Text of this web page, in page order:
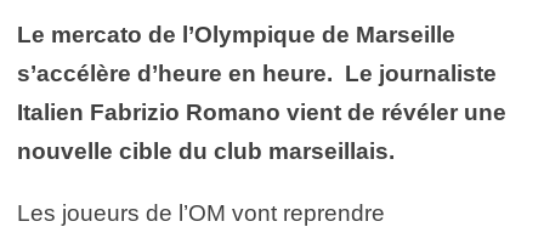
Le mercato de l’Olympique de Marseille
s’accélère d’heure en heure. Le journaliste
Italien Fabrizio Romano vient de révéler une
nouvelle cible du club marseillais.
Les joueurs de l’OM vont reprendre